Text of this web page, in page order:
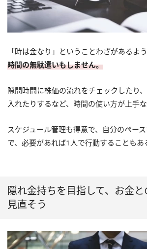
「時は金なり」ということわざがあるよう
時間の無駄遣いもしません。
隙間時間に株価の流れをチェックしたり
入れたりするなど、時間の使い方が上手な
スケジュール管理も得意で、自分のペー
で、必要があれば1人で行動することもあ
隠れ金持ちを目指して、お金
見直そう